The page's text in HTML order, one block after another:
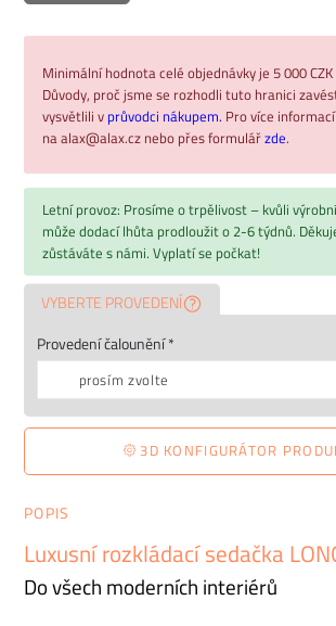
Minimální hodnota celé objednávky je 5 000 CZK
Důvody, proč jsme se rozhodli tuto hranici
vysvětlili v průvodci nákupem. Pro více
na alax@alax.cz nebo přes formulářzde.
Letní provoz: Prosíme o trpělivost – kvůli
může dodací lhůta prodloužit o 2-6 týdnů.
zůstáváte s námi. Vyplatí se počkat!
VYBERTE PROVEDENÍ
Provedení čalounění *
prosím zvolte
3D KONFIGURÁTOR
POPIS
Luxusní rozkládací sedačka
Do všech moderních interiérů